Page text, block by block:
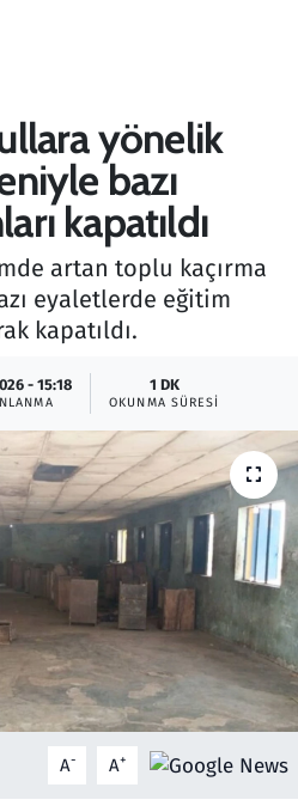
yönelik
bazı
kapatıldı
artan toplu kaçırma
eyaletlerde eğitim
kapatıldı.
- 15:18 1 DK
OKUNMA SÜRESI
A- A+